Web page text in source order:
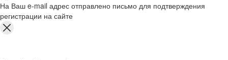
На Ваш e-mail адрес отправлено письмо для подтверждения
регистрации на сайте